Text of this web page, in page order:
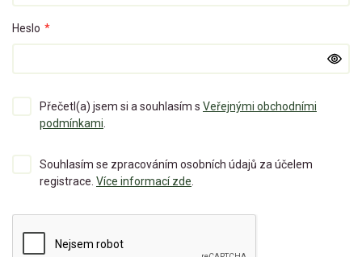
Heslo *
Přečetl(a) jsem si a souhlasím s Veřejnými obchodními
podmínkami.
Souhlasím se zpracováním osobních údajů za účelem
registrace. Více informací zde.